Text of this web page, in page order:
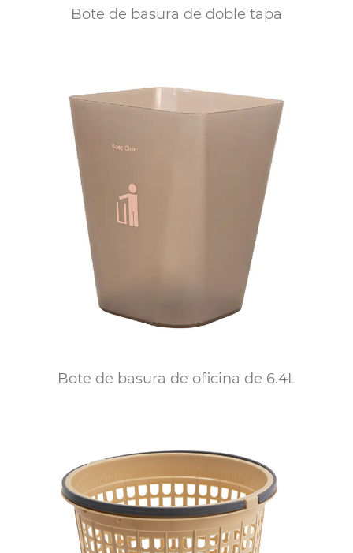
Bote de basura de doble tapa
Bote de basura de oficina de 6.4L